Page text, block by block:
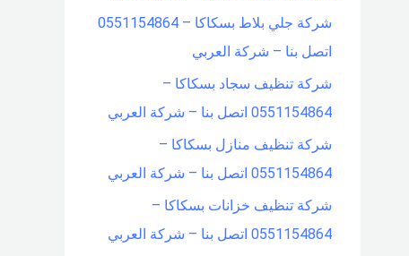
شركة جلي بلاط بسكاكا – 0551154864
اتصل بنا – شركة العربي
شركة تنظيف سجاد بسكاكا –
0551154864 اتصل بنا – شركة العربي
شركة تنظيف منازل بسكاكا –
0551154864 اتصل بنا – شركة العربي
شركة تنظيف خزانات بسكاكا –
0551154864 اتصل بنا – شركة العربي